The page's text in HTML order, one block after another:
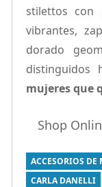
stilettos con
vibrantes,
dorado
distinguidos
mujeres que
Shop
ACCESORIOS DE
CARLA DANELLI